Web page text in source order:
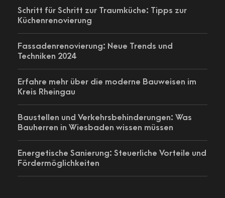
Schritt für Schritt zur Traumküche: Tipps zur
Küchenrenovierung
Fassadenrenovierung: Neue Trends und
Techniken 2024
Erfahre mehr über die moderne Bauweisen im
Kreis Rheingau
Baustellen und Verkehrsbehinderungen: Was
Bauherren in Wiesbaden wissen müssen
Energetische Sanierung: Steuerliche Vorteile und
Fördermöglichkeiten